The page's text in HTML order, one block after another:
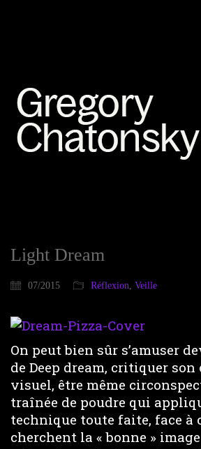
Light Dream
07/2015 Réflexion, Veille
On peut bien sûr s’amuser
de Deep dream, critiquer
visuel, être même
traînée de poudre qui
technique toute faite, face à
cherchent la « bonne »